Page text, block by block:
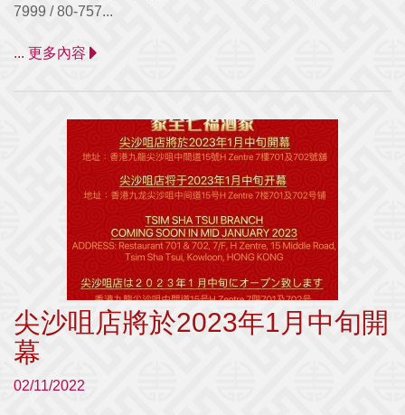
7999 / 80-757...
... 更多內容
尖沙咀店將於2023年1月中旬開
幕
02/11/2022